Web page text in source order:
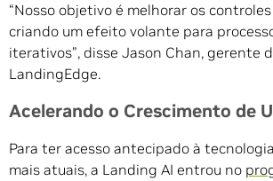
“Nosso objetivo é melhorar os
criando um efeito volante para
iterativos”, disse Jason Chan, gerente
LandingEdge.
Acelerando o Crescimento de
Para ter acesso antecipado à
mais atuais, a Landing AI entrou no